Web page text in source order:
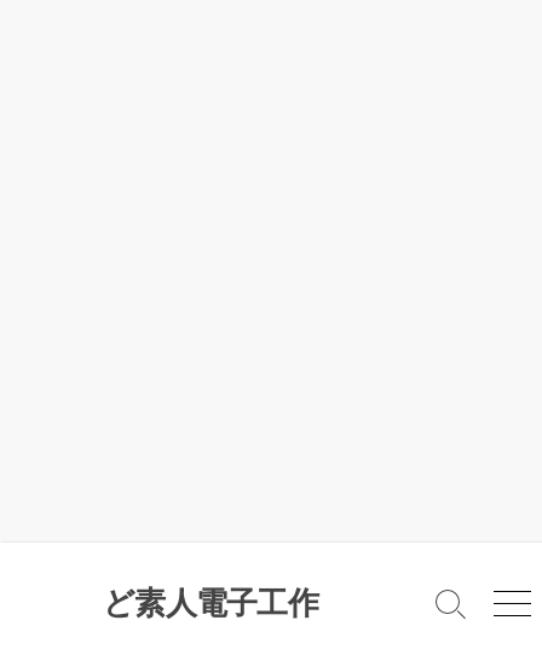
ど素人電子工作
検
メ